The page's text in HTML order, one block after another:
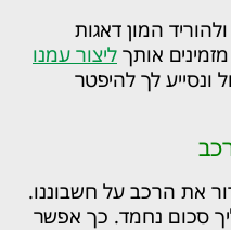
המון דאגות
אותך ליצור עמנו
ונסייע לך להיפטר
את הרכב על חשבוננו.
סכום נחמד. כך אפשר